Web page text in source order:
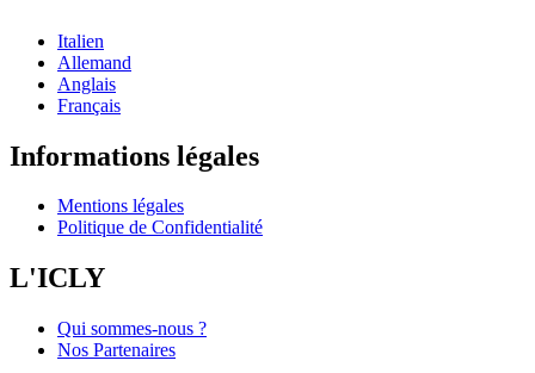
Italien
Allemand
Anglais
Français
Informations légales
Mentions légales
Politique de Confidentialité
L'ICLY
Qui sommes-nous ?
Nos Partenaires